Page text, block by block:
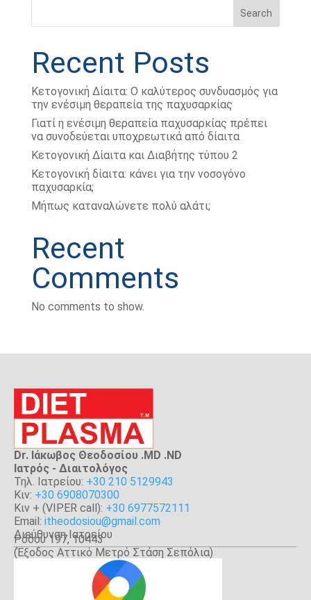
Search
Recent Posts
Κετογονική Δίαιτα: Ο καλύτερος συνδυασμός για
την ενέσιμη θεραπεία της παχυσαρκίας
Γιατί η ενέσιμη θεραπεία παχυσαρκίας πρέπει
να συνοδεύεται υποχρεωτικά από δίαιτα
Κετογονική Δίαιτα και Διαβήτης τύπου 2
Κετογονική δίαιτα: κάνει για την νοσογόνο
παχυσαρκία;
Μήπως καταναλώνετε πολύ αλάτι;
Recent
Comments
No comments to show.
Dr. Ιάκωβος Θεοδοσίου .MD .ND
Iατρός - Διαιτολόγος
Τηλ. Ιατρείου: +30 210 5129943
Κιν: +30 6908070300
Κιν + (VIPER call): +30 6977572111
Email: itheodosiou@gmail.com
Διεύθυνση Ιατρείου
Ρόδου 197, 10443
(Έξοδος Αττικό Μετρό Στάση Σεπόλια)